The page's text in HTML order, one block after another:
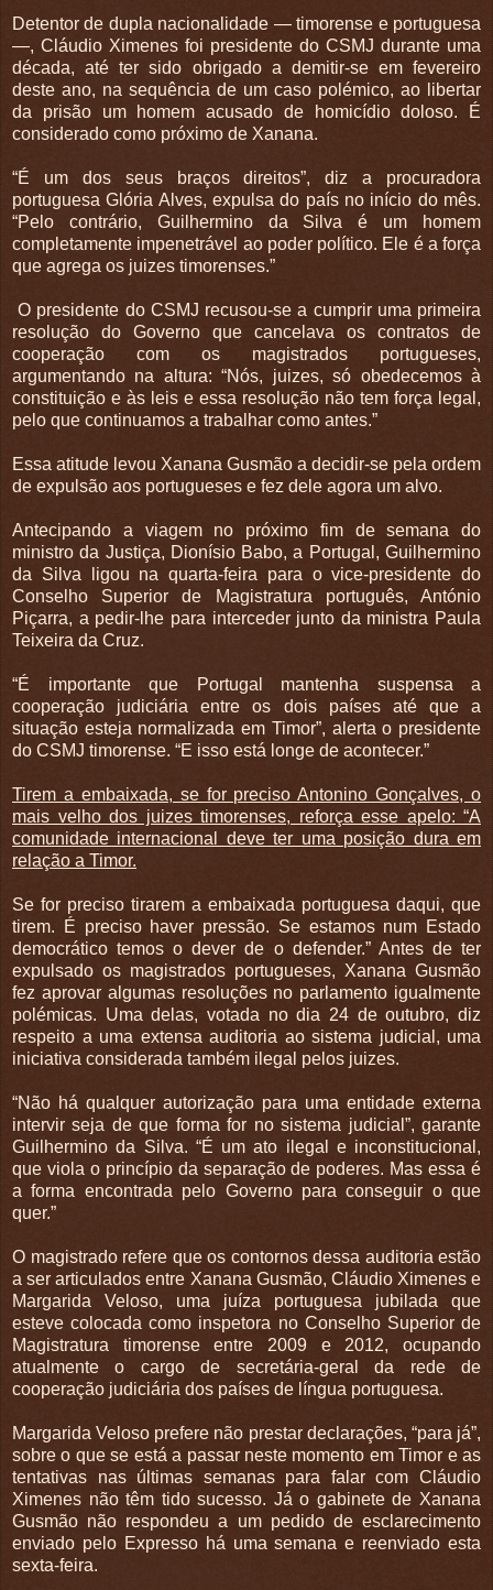
Detentor de dupla nacionalidade — timorense e portuguesa
—, Cláudio Ximenes foi presidente do CSMJ durante uma
década, até ter sido obrigado a demitir-se em fevereiro
deste ano, na sequência de um caso polémico, ao libertar
da prisão um homem acusado de homicídio doloso. É
considerado como próximo de Xanana.
“É um dos seus braços direitos”, diz a procuradora
portuguesa Glória Alves, expulsa do país no início do mês.
“Pelo contrário, Guilhermino da Silva é um homem
completamente impenetrável ao poder político. Ele é a força
que agrega os juizes timorenses.”
O presidente do CSMJ recusou-se a cumprir uma primeira
resolução do Governo que cancelava os contratos de
cooperação com os magistrados portugueses,
argumentando na altura: “Nós, juizes, só obedecemos à
constituição e às leis e essa resolução não tem força legal,
pelo que continuamos a trabalhar como antes.”
Essa atitude levou Xanana Gusmão a decidir-se pela ordem
de expulsão aos portugueses e fez dele agora um alvo.
Antecipando a viagem no próximo fim de semana do
ministro da Justiça, Dionísio Babo, a Portugal, Guilhermino
da Silva ligou na quarta-feira para o vice-presidente do
Conselho Superior de Magistratura português, António
Piçarra, a pedir-lhe para interceder junto da ministra Paula
Teixeira da Cruz.
“É importante que Portugal mantenha suspensa a
cooperação judiciária entre os dois países até que a
situação esteja normalizada em Timor”, alerta o presidente
do CSMJ timorense. “E isso está longe de acontecer.”
Tirem a embaixada, se for preciso Antonino Gonçalves, o
mais velho dos juizes timorenses, reforça esse apelo: “A
comunidade internacional deve ter uma posição dura em
relação a Timor.
Se for preciso tirarem a embaixada portuguesa daqui, que
tirem. É preciso haver pressão. Se estamos num Estado
democrático temos o dever de o defender.” Antes de ter
expulsado os magistrados portugueses, Xanana Gusmão
fez aprovar algumas resoluções no parlamento igualmente
polémicas. Uma delas, votada no dia 24 de outubro, diz
respeito a uma extensa auditoria ao sistema judicial, uma
iniciativa considerada também ilegal pelos juizes.
“Não há qualquer autorização para uma entidade externa
intervir seja de que forma for no sistema judicial”, garante
Guilhermino da Silva. “É um ato ilegal e inconstitucional,
que viola o princípio da separação de poderes. Mas essa é
a forma encontrada pelo Governo para conseguir o que
quer.”
O magistrado refere que os contornos dessa auditoria estão
a ser articulados entre Xanana Gusmão, Cláudio Ximenes e
Margarida Veloso, uma juíza portuguesa jubilada que
esteve colocada como inspetora no Conselho Superior de
Magistratura timorense entre 2009 e 2012, ocupando
atualmente o cargo de secretária-geral da rede de
cooperação judiciária dos países de língua portuguesa.
Margarida Veloso prefere não prestar declarações, “para já”,
sobre o que se está a passar neste momento em Timor e as
tentativas nas últimas semanas para falar com Cláudio
Ximenes não têm tido sucesso. Já o gabinete de Xanana
Gusmão não respondeu a um pedido de esclarecimento
enviado pelo Expresso há uma semana e reenviado esta
sexta-feira.